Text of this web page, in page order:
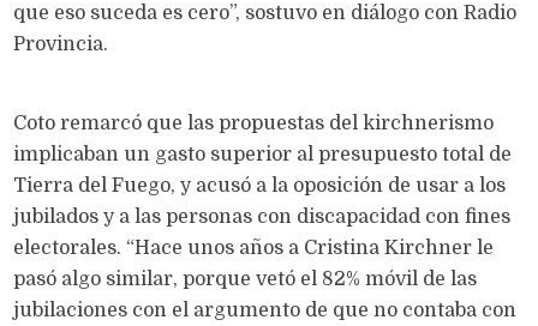
que eso suceda es cero”, sostuvo en diálogo con Radio
Provincia.
Coto remarcó que las propuestas del kirchnerismo
implicaban un gasto superior al presupuesto total de
Tierra del Fuego, y acusó a la oposición de usar a los
jubilados y a las personas con discapacidad con fines
electorales. “Hace unos años a Cristina Kirchner le
pasó algo similar, porque vetó el 82% móvil de las
jubilaciones con el argumento de que no contaba con